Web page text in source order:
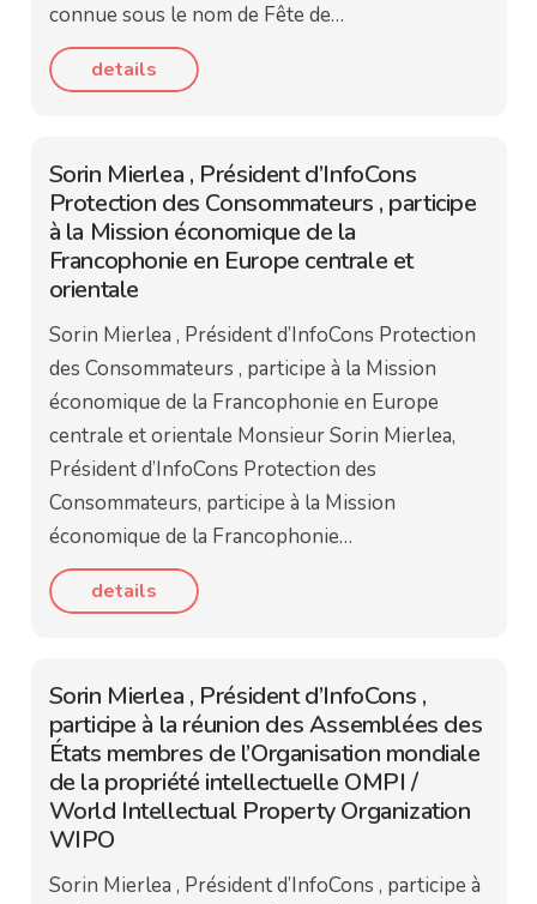
connue sous le nom de Fête de…
details
Sorin Mierlea , Président d’InfoCons
Protection des Consommateurs , participe
à la Mission économique de la
Francophonie en Europe centrale et
orientale
Sorin Mierlea , Président d’InfoCons Protection
des Consommateurs , participe à la Mission
économique de la Francophonie en Europe
centrale et orientale Monsieur Sorin Mierlea,
Président d’InfoCons Protection des
Consommateurs, participe à la Mission
économique de la Francophonie…
details
Sorin Mierlea , Président d’InfoCons ,
participe à la réunion des Assemblées des
États membres de l’Organisation mondiale
de la propriété intellectuelle OMPI /
World Intellectual Property Organization
WIPO
Sorin Mierlea , Président d’InfoCons , participe à